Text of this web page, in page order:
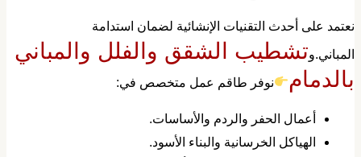
على أحدث التقنيات الإنشائية لضمان استدامة
تشطيب الشقق والفلل والمباني
نوفر طاقم عمل متخصص في:
​أعمال الحفر والردم والأساسات.
​الهياكل الخرسانية والبناء الأسود.